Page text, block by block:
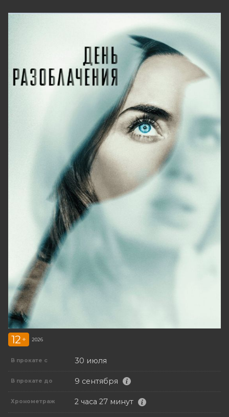
12 + 2026
В прокате с 30 июля
В прокате до 9 сентября
Хронометраж 2 часа 27 минут